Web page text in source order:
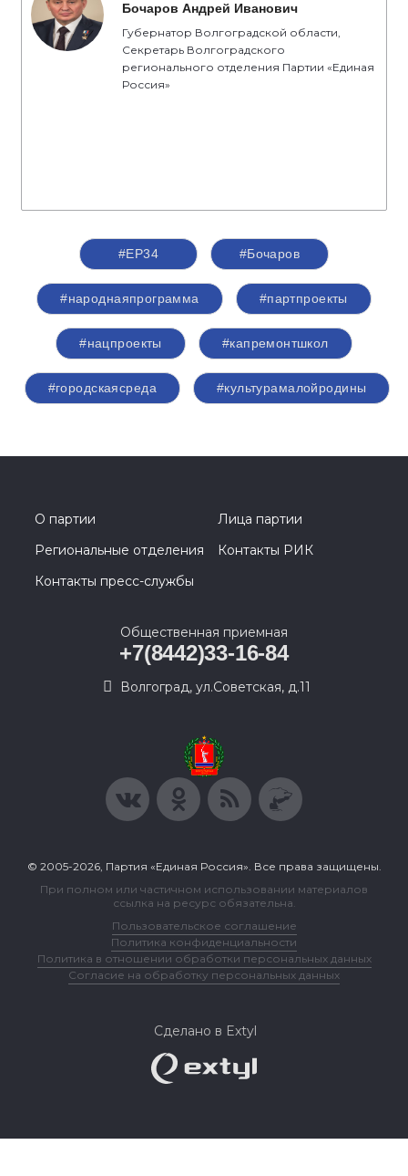
Бочаров Андрей Иванович
Губернатор Волгоградской области,
Секретарь Волгоградского
регионального отделения Партии «Единая
Россия»
#ЕР34 #Бочаров
#народнаяпрограмма #партпроекты
#нацпроекты #капремонтшкол
#городскаясреда #культурамалойродины
О партии
Лица партии
Региональные отделения
Контакты РИК
Контакты пресс-службы
Общественная приемная
+7(8442)33-16-84
Волгоград, ул.Советская, д.11
© 2005-2026, Партия «Единая Россия». Все права защищены.
При полном или частичном использовании материалов
ссылка на ресурс обязательна.
Пользовательское соглашение
Политика конфиденциальности
Политика в отношении обработки персональных данных
Согласие на обработку персональных данных
Сделано в Extyl